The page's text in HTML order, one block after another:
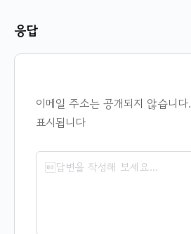
응답
이메일 주소는 공개되지 않습니다.
표시됩니다